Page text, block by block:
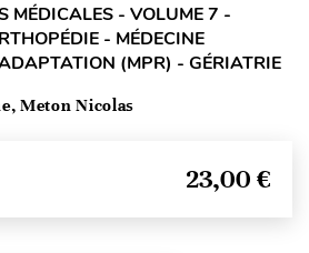
MÉDICALES - VOLUME 7 -
- MÉDECINE
(MPR) - GÉRIATRIE
Meton Nicolas
23,00 €